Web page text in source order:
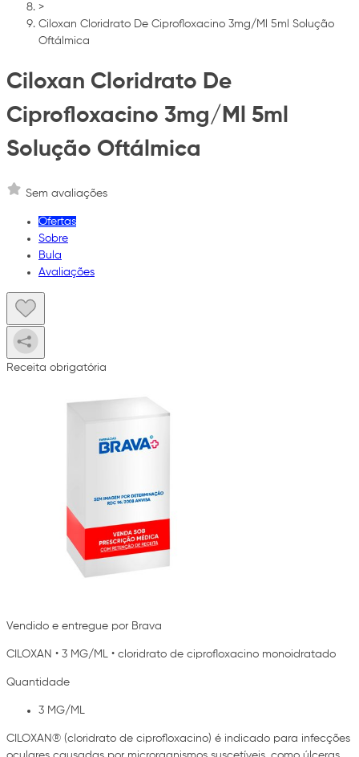
>
Ciloxan Cloridrato De Ciprofloxacino 3mg/Ml 5ml Solução
Oftálmica
Ciloxan Cloridrato De
Ciprofloxacino 3mg/Ml 5ml
Solução Oftálmica
Sem avaliações
Ofertas
Sobre
Bula
Avaliações
Receita obrigatória
Vendido e entregue por Brava
CILOXAN • 3 MG/ML • cloridrato de ciprofloxacino monoidratado
Quantidade
3 MG/ML
CILOXAN® (cloridrato de ciprofloxacino) é indicado para infecções